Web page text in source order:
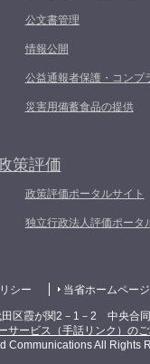
公文書管理
情報公開
公益通報者保護・コンプ
災害用備蓄食品の提供
策評価
政策評価ポータルサイト
独立行政法人評価ポータ
シー 当省ホームペー
区霞が関2－1－2 中央合同
サービス（手話リンク）の
Communications All Rights